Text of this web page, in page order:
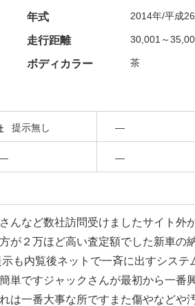
年式 2014年/平成
走行距離 30,001～
ボディカラー 茶
提示無し ―
―
んなど数社訪問受けましたサイト外
が２万ほど高い査定額でした新車の
も内覧後ネットで一斉に出すシステ
単ですジャックさんが最初から一番
は一番大事な所ですまた傷やなどや